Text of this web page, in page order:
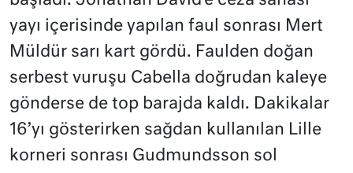
yayı içerisinde yapılan faul sonrası Mert
Müldür sarı kart gördü. Faulden doğan
serbest vuruşu Cabella doğrudan kaleye
gönderse de top barajda kaldı. Dakikalar
16’yı gösterirken sağdan kullanılan Lille
korneri sonrası Gudmundsson sol